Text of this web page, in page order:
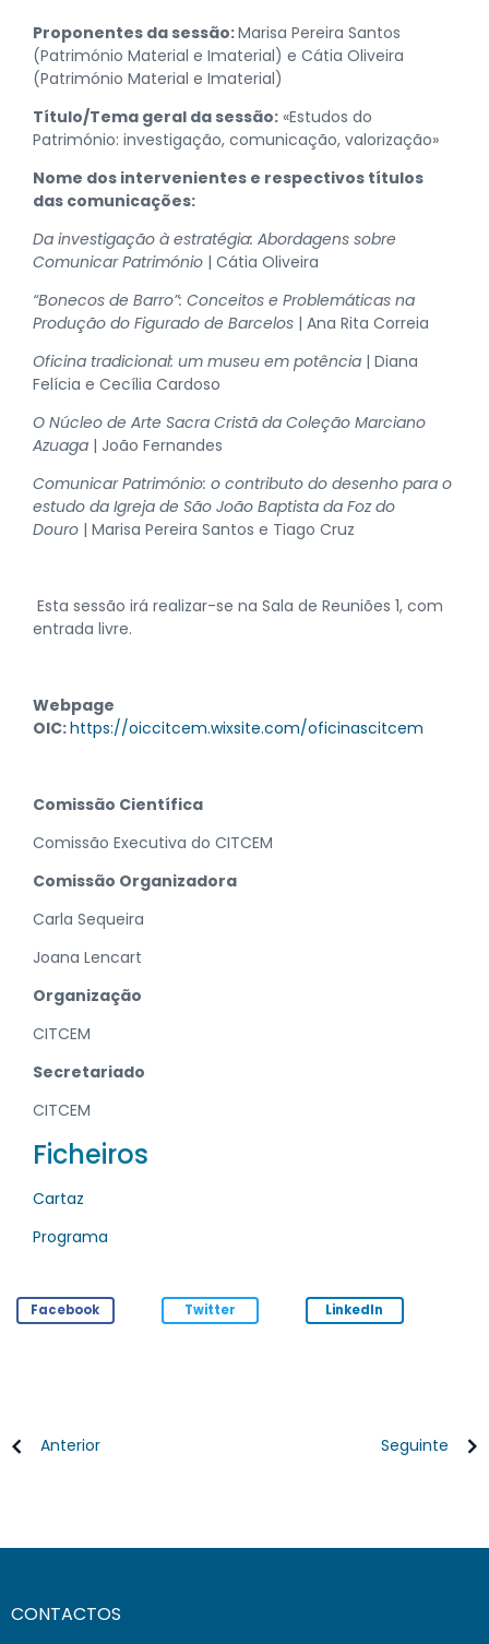
Proponentes da sessão:Marisa Pereira Santos
(Património Material e Imaterial) e Cátia Oliveira
(Património Material e Imaterial)
Título/Tema geral da sessão: «Estudos do
Património: investigação, comunicação, valorização»
Nome dos intervenientes e respectivos títulos
das comunicações:
Da investigação à estratégia: Abordagens sobre
Comunicar Património | Cátia Oliveira
“Bonecos de Barro”: Conceitos e Problemáticas na
Produção do Figurado de Barcelos | Ana Rita Correia
Oficina tradicional: um museu em potência | Diana
Felícia e Cecília Cardoso
O Núcleo de Arte Sacra Cristã da Coleção Marciano
Azuaga | João Fernandes
Comunicar Património: o contributo do desenho para o
estudo da Igreja de São João Baptista da Foz do
Douro | Marisa Pereira Santos e Tiago Cruz
Esta sessão irá realizar-se na Sala de Reuniões 1, com
entrada livre.
Webpage
OIC:https://oiccitcem.wixsite.com/oficinascitcem
Comissão Científica
Comissão Executiva do CITCEM
Comissão Organizadora
Carla Sequeira
Joana Lencart
Organização
CITCEM
Secretariado
CITCEM
Ficheiros
Cartaz
Programa
Facebook Twitter LinkedIn
Anterior Seguinte
CONTACTOS